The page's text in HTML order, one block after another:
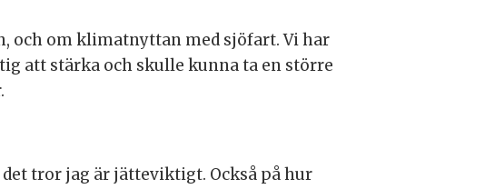
och om klimatnyttan med sjöfart. Vi har
att stärka och skulle kunna ta en större
tror jag är jätteviktigt. Också på hur